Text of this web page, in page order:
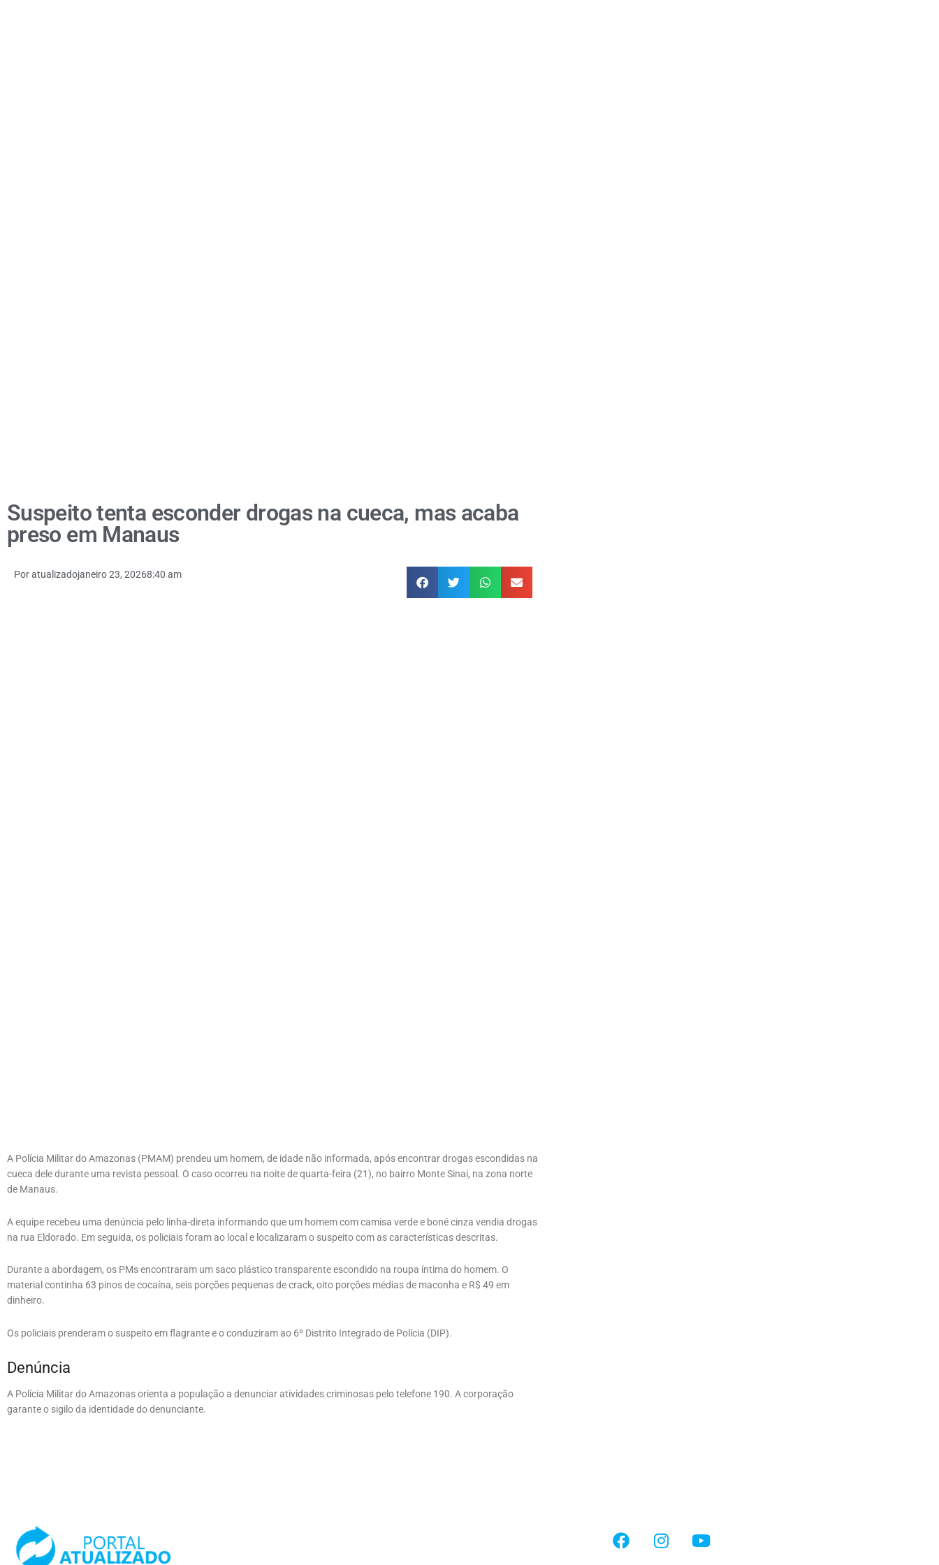
Suspeito tenta esconder drogas na cueca, mas acaba
preso em Manaus
Poratualizadojaneiro 23, 20268:40 am
A Polícia Militar do Amazonas (PMAM) prendeu um homem, de idade não informada, após encontrar drogas escondidas na
cueca dele durante uma revista pessoal. O caso ocorreu na noite de quarta-feira (21), no bairro Monte Sinai, na zona norte
de Manaus.
A equipe recebeu uma denúncia pelo linha-direta informando que um homem com camisa verde e boné cinza vendia drogas
na rua Eldorado. Em seguida, os policiais foram ao local e localizaram o suspeito com as características descritas.
Durante a abordagem, os PMs encontraram um saco plástico transparente escondido na roupa íntima do homem. O
material continha 63 pinos de cocaína, seis porções pequenas de crack, oito porções médias de maconha e R$ 49 em
dinheiro.
Os policiais prenderam o suspeito em flagrante e o conduziram ao 6º Distrito Integrado de Polícia (DIP).
Denúncia
A Polícia Militar do Amazonas orienta a população a denunciar atividades criminosas pelo telefone 190. A corporação
garante o sigilo da identidade do denunciante.